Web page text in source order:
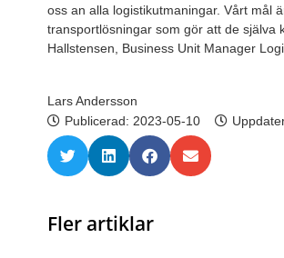
oss an alla logistikutmaningar. Vårt mål
transportlösningar som gör att de själva
Hallstensen, Business Unit Manager
Lars Andersson
Publicerad: 2023-05-10
Fler artiklar